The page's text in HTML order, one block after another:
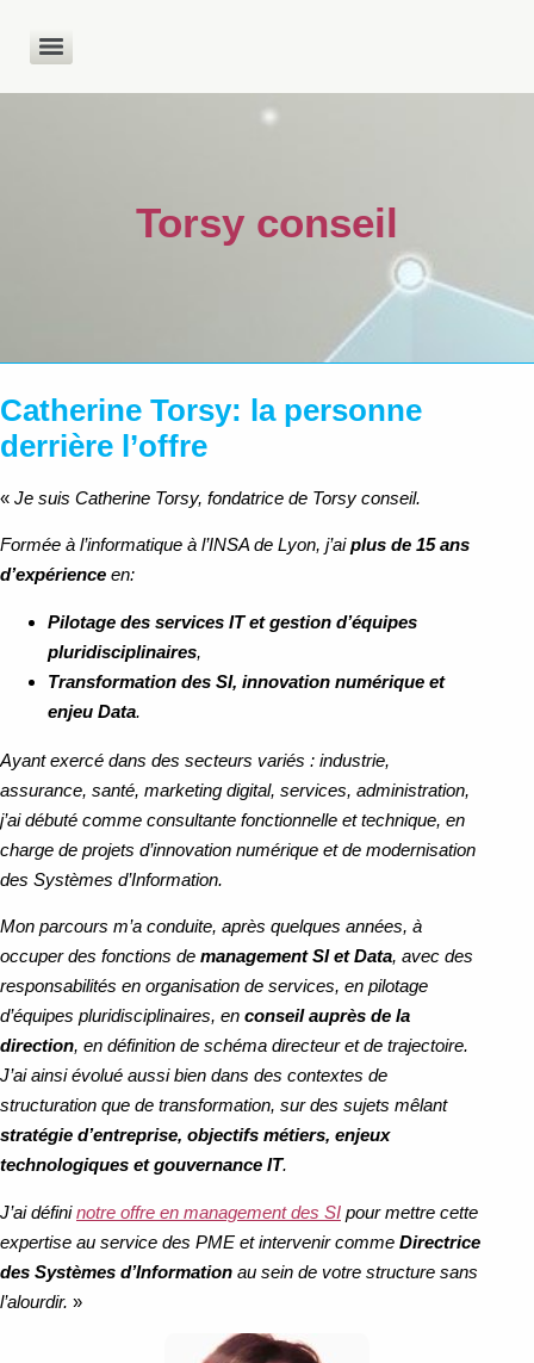
Torsy conseil
Catherine Torsy: la personne
derrière l’offre
« Je suis Catherine Torsy, fondatrice de Torsy conseil.
Formée à l’informatique à l’INSA de Lyon, j’aiplus de 15 ans
d’expérience en:
Pilotage des services IT et gestion d’équipes
pluridisciplinaires,
Transformation des SI, innovation numérique et
enjeu Data.
Ayant exercé dans des secteurs variés : industrie,
assurance, santé, marketing digital, services, administration,
j’ai débuté comme consultante fonctionnelle et technique, en
charge de projets d’innovation numérique et de modernisation
des Systèmes d’Information.
Mon parcours m’a conduite, après quelques années, à
occuper des fonctions de management SI et Data, avec des
responsabilités en organisation de services, en pilotage
d’équipes pluridisciplinaires, en conseil auprès de la
direction, en définition de schéma directeur et de trajectoire.
J’ai ainsi évolué aussi bien dans des contextes de
structuration que de transformation, sur des sujets mêlant
stratégie d’entreprise, objectifs métiers, enjeux
technologiques et gouvernance IT.
J’ai défininotre offre en management des SI pour mettre cette
expertise au service des PME et intervenir comme Directrice
des Systèmes d’Information au sein de votre structure sans
l’alourdir. »